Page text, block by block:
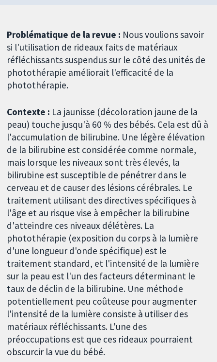
Problématique de la revue : Nous voulions savoir
si l'utilisation de rideaux faits de matériaux
réfléchissants suspendus sur le côté des unités de
photothérapie améliorait l'efficacité de la
photothérapie.
Contexte : La jaunisse (décoloration jaune de la
peau) touche jusqu'à 60 % des bébés. Cela est dû à
l'accumulation de bilirubine. Une légère élévation
de la bilirubine est considérée comme normale,
mais lorsque les niveaux sont très élevés, la
bilirubine est susceptible de pénétrer dans le
cerveau et de causer des lésions cérébrales. Le
traitement utilisant des directives spécifiques à
l'âge et au risque vise à empêcher la bilirubine
d'atteindre ces niveaux délétères. La
photothérapie (exposition du corps à la lumière
d'une longueur d'onde spécifique) est le
traitement standard, et l'intensité de la lumière
sur la peau est l'un des facteurs déterminant le
taux de déclin de la bilirubine. Une méthode
potentiellement peu coûteuse pour augmenter
l'intensité de la lumière consiste à utiliser des
matériaux réfléchissants. L'une des
préoccupations est que ces rideaux pourraient
obscurcir la vue du bébé.